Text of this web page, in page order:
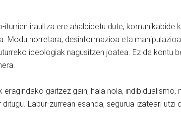
iturrien iraultza ere ahalbidetu dute,
Modu horretara, desinformazioa eta
ideologiak nagusitzen joatea. Ez da kontu
eragindako gaitzez gain, hala nola,
Labur-zurrean esanda, segurua izateari